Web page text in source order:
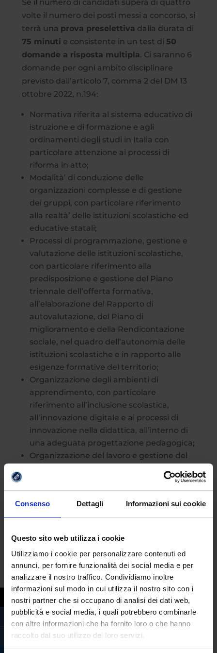
Consenso Dettagli Informazioni sui cookie
Questo sito web utilizza i cookie
Utilizziamo i cookie per personalizzare contenuti ed
annunci, per fornire funzionalità dei social media e per
analizzare il nostro traffico. Condividiamo inoltre
informazioni sul modo in cui utilizza il nostro sito con i
nostri partner che si occupano di analisi dei dati web,
pubblicità e social media, i quali potrebbero combinarle
con altre informazioni che ha fornito loro o che hanno
raccolto dal suo utilizzo dei loro servizi.
Se il numero di candidati supera di quattro
volte il numero dei posti messi a concorso, si
terrà una prova preselettiva dalla durata di
75 minuti e consistente in un test di 50
domande a risposta multipla. Ci saranno 6
domande per ogni ambito disciplinare
previsto dall’articolo 7, comma 2 del DM 13
ottobre 2022, n.194:
Normativa riferita al sistema educativo di
istruzione e di formazione e agli
ordinamenti degli studi in Italia con
particolare attenzione ai processi di
riforma in atto;
Modalità’ di conduzione delle
organizzazioni complesse e di gestione
dei gruppi, con particolare riferimento
alla realtà’ delle istituzioni scolastiche ed
educative statali;
Processi di programmazione, gestione e
valutazione delle istituzioni scolastiche,
con particolare riferimento alla
predisposizione e gestione del Piano
triennale dell’offerta formativa,
all’elaborazione del Rapporto di
autovalutazione, del Piano di
miglioramento e della Rendicontazione
sociale, nel quadro dell’autonomia delle
istituzioni scolastiche e in rapporto alle
esigenze formative del territorio;
Organizzazione degli ambienti di
apprendimento, con particolare
riferimento all’inclusione scolastica,
all’innovazione digitale e ai processi di
innovazione nella didattica, all’interno di
una adeguata progettazione pedagogica;
Organizzazione del lavoro e gestione del
Valutazione ed autovalutazione del
personale, degli apprendimenti e dei
sistemi e dei processi scolastici;
con particolare riferimento alle
obbligazioni giuridiche e alle
responsabilità tipiche del dirigente
scolastico, nonché di diritto penale con
particolare riferimento ai delitti contro la
pubblica amministrazione e in danno di
minorenni;
Contabilità di Stato, con particolare